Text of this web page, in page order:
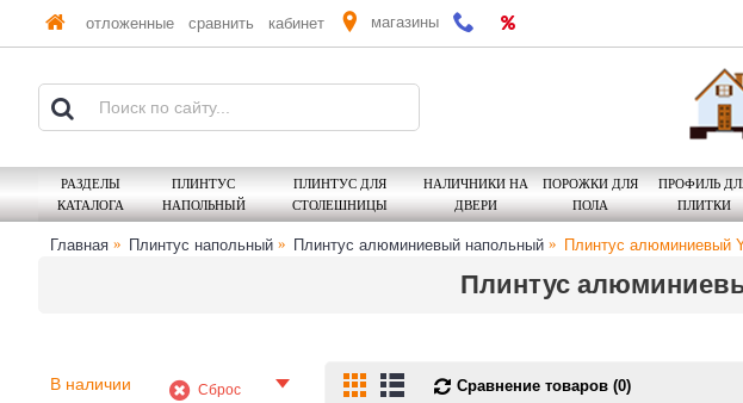
отложенные сравнить кабинет магазины
РАЗДЕЛЫ
КАТАЛОГА
ПЛИНТУС
НАПОЛЬНЫЙ
ПЛИНТУС ДЛЯ
СТОЛЕШНИЦЫ
НАЛИЧНИКИ НА
ДВЕРИ
ПОРОЖКИ ДЛЯ
ПОЛА
ПРОФИЛЬ
ПЛИТКИ
Главная Плинтус напольный Плинтус алюминиевый напольный Плинтус алюминиевый
Плинтус
Сброс
В наличии Сравнение товаров (0)